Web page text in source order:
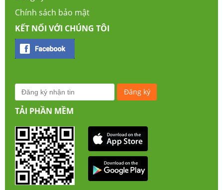
Chính sách bảo mật
KẾT NỐI VỚI CHÚNG TÔI
TẢI PHẦN MỀM